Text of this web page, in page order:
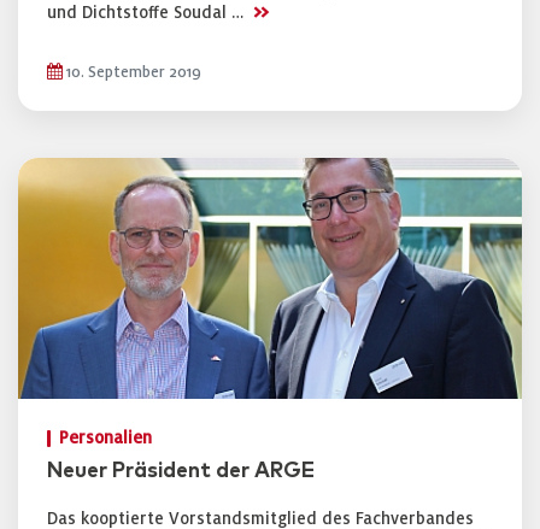
und Dichtstoffe Soudal … >>
10. September 2019
Personalien
Neuer Präsident der ARGE
Das kooptierte Vorstandsmitglied des Fachverbandes